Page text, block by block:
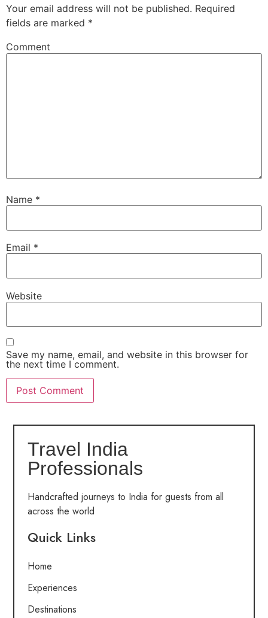
Your email address will not be published. Required
fields are marked *
Comment
Name *
Email *
Website
Save my name, email, and website in this browser for
the next time I comment.
Travel India
Professionals
Handcrafted journeys to India for guests from all
across the world
Quick Links
Home
Experiences
Destinations